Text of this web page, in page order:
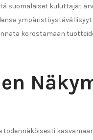
suomalaiset kuluttajat
korostamaan